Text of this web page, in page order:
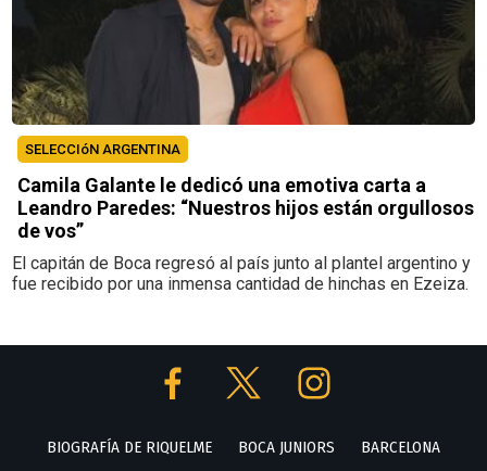
SELECCIóN ARGENTINA
Camila Galante le dedicó una emotiva carta a
Leandro Paredes: “Nuestros hijos están orgullosos
de vos”
El capitán de Boca regresó al país junto al plantel argentino y
fue recibido por una inmensa cantidad de hinchas en Ezeiza.
BIOGRAFÍA DE RIQUELME BOCA JUNIORS BARCELONA